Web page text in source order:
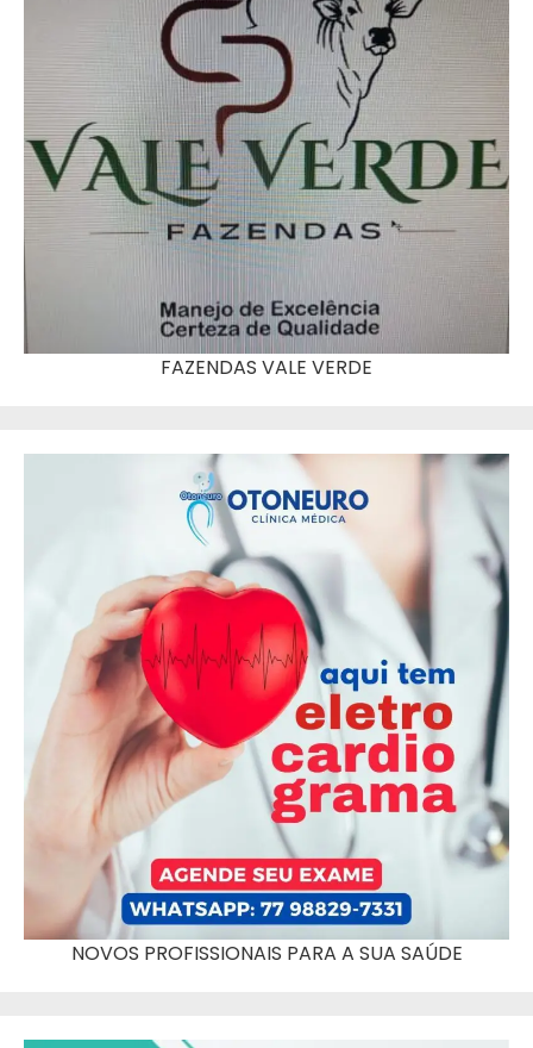
FAZENDAS VALE VERDE
NOVOS PROFISSIONAIS PARA A SUA SAÚDE